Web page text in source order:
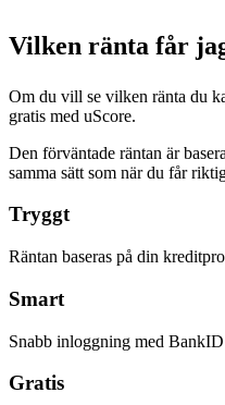
Vilken ränta får
Om du vill se vilken ränta du
gratis med uScore.
Den förväntade räntan är
samma sätt som när du får
Tryggt
Räntan baseras på din
Smart
Snabb inloggning med BankID
Gratis